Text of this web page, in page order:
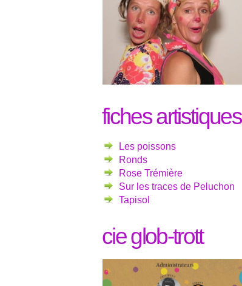
fiches artistiques
Les poissons
Ronds
Rose Trémière
Sur les traces de Peluchon
Tapisol
cie glob-trott